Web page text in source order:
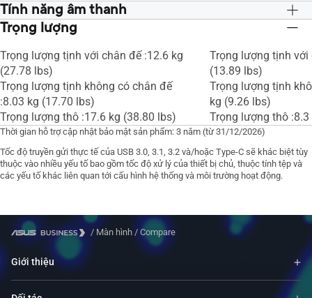
Tính năng âm thanh
Loa :Có(2Wx2)
Trọng lượng
Trọng lượng tịnh với chân đế :12.6 kg
(27.78 lbs)
Trọng lượng tịnh không có chân đế
:8.03 kg (17.70 lbs)
Trọng lượng thô :17.6 kg (38.80 lbs)
Trọng lượng tịnh với
(13.89 lbs)
Trọng lượng tịnh
kg (9.26 lbs)
Trọng lượng thô
Thời gian hỗ trợ cập nhật bảo mật sản phẩm: 3 năm (từ 31/12/2026)
Tốc độ truyền gửi thực tế của USB 3.0, 3.1, 3.2 và/hoặc Type-C sẽ khác biệt tùy
thuộc vào nhiều yếu tố bao gồm tốc độ xử lý của thiết bị chủ, thuộc tính tệp và
các yếu tố khác liên quan tới cấu hình hệ thống và môi trường hoạt động.
/ Màn hình / Compare
Giới thiệu